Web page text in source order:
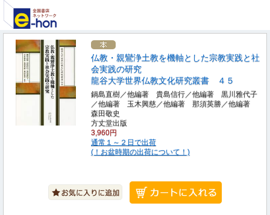
仏教・親鸞浄土教を機軸とした宗教実践と社
会実践の研究
龍谷大学世界仏教文化研究叢書 ４５
鍋島直樹／他編著 貴島信行／他編著 黒川雅代子
／他編著 玉木興慈／他編著 那須英勝／他編著
森田敬史
方丈堂出版
3,960円
通常１～２日で出荷
(！お盆時期の出荷について！)